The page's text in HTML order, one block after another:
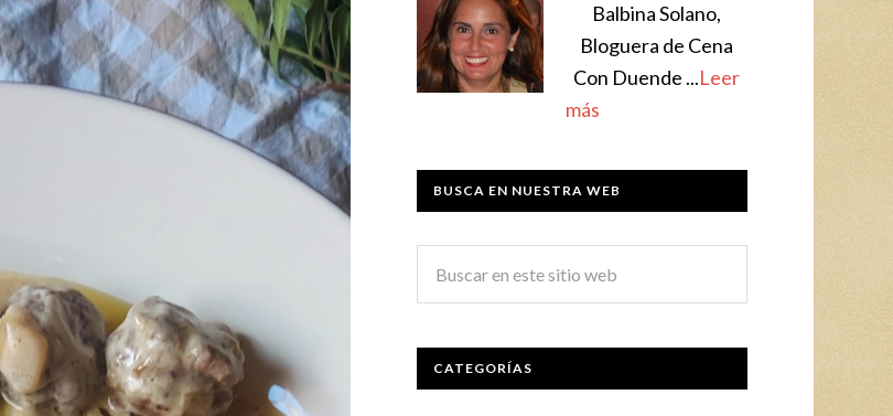
Balbina Solano,
Bloguera de Cena
Con Duende ...Leer
más
BUSCA EN NUESTRA WEB
CATEGORÍAS